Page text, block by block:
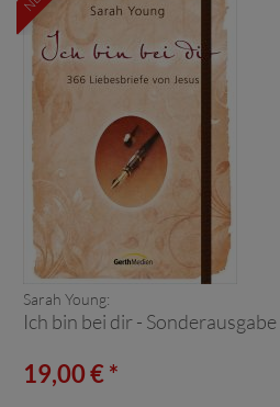
Sarah Young:
Ich bin bei dir - Sonderausgabe
19,00 € *